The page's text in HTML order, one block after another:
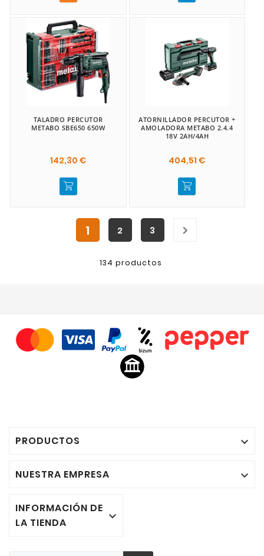
TALADRO PERCUTOR
METABO SBE650 650W
142,30 €
ATORNILLADOR PERCUTOR +
AMOLADORA METABO 2.4.4
18V 2AH/4AH
404,51 €
1 2 3 
134 productos
PRODUCTOS 
NUESTRA EMPRESA 
INFORMACIÓN DE
LA TIENDA
